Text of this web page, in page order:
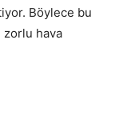
Böylece bu
zorlu hava